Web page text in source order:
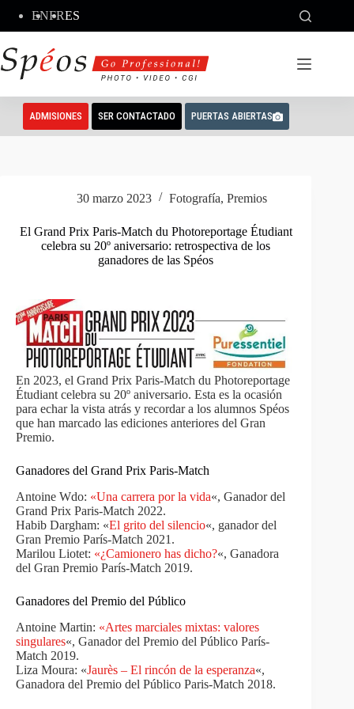
contenido
ENFRES
ADMISIONES SER CONTACTADO PUERTAS ABIERTAS
30 marzo 2023 Fotografía, Premios
El Grand Prix Paris-Match du Photoreportage Étudiant
celebra su 20º aniversario: retrospectiva de los
ganadores de las Spéos
En 2023, el Grand Prix Paris-Match du Photoreportage
Étudiant celebra su 20º aniversario. Esta es la ocasión
para echar la vista atrás y recordar a los alumnos Spéos
que han marcado las ediciones anteriores del Gran
Premio.
Ganadores del Grand Prix Paris-Match
Antoine Wdo: «Una carrera por la vida«, Ganador del
Grand Prix Paris-Match 2022.
Habib Dargham: «El grito del silencio«, ganador del
Gran Premio París-Match 2021.
Marilou Liotet: «¿Camionero has dicho?«, Ganadora
del Gran Premio París-Match 2019.
Ganadores del Premio del Público
Antoine Martin: «Artes marciales mixtas: valores
singulares«, Ganador del Premio del Público París-
Match 2019.
Liza Moura: «Jaurès – El rincón de la esperanza«,
Ganadora del Premio del Público Paris-Match 2018.